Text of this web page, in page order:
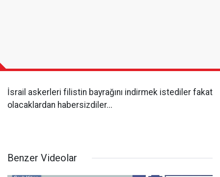
İsrail askerleri filistin bayrağını indirmek istediler fakat
olacaklardan habersizdiler...
Benzer Videolar